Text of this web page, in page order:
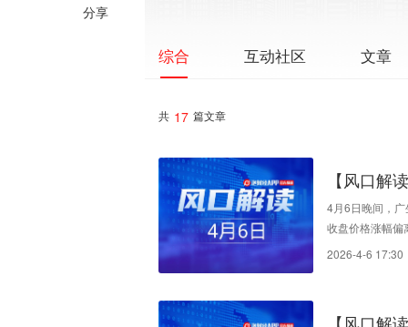
分享
综合 互动社区 文章
共 17 篇文章
【风口解
涨停
4月6日晚间，
收盘价格涨幅偏
段。创新药研
2026-4-6 17:30